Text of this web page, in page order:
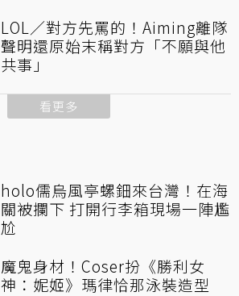
LOL／對方先罵的！Aiming離隊
聲明還原始末稱對方「不願與他
共事」
看更多
holo儒烏風亭螺鈿來台灣！在海
關被攔下 打開行李箱現場一陣尷
尬
魔鬼身材！Coser扮《勝利女
神：妮姬》瑪律恰那泳裝造型